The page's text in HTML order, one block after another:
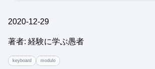
2020-12-29
著者: 経験に学ぶ愚者
keyboard modulo